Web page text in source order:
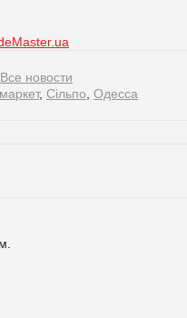
Все новости
, Сільпо Одесса